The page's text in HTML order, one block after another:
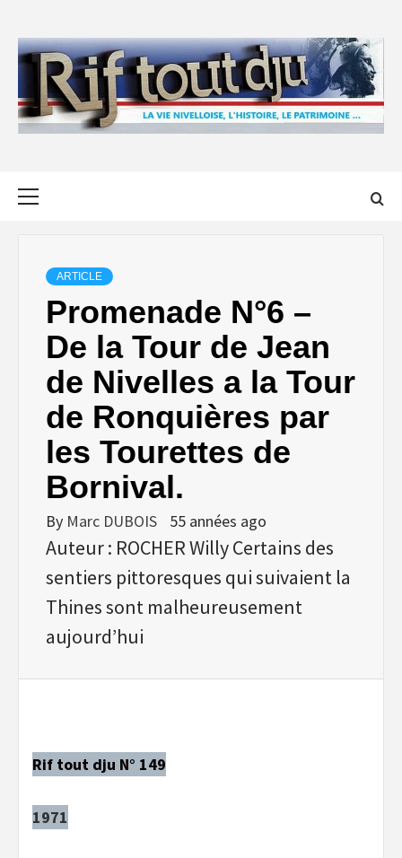
content
ARTICLE
Promenade N°6 –
De la Tour de Jean
de Nivelles a la Tour
de Ronquières par
les Tourettes de
Bornival.
By Marc DUBOIS 55 années ago
Auteur : ROCHER Willy Certains des
sentiers pittoresques qui suivaient la
Thines sont malheureusement
aujourd’hui
Rif tout dju N° 149
1971